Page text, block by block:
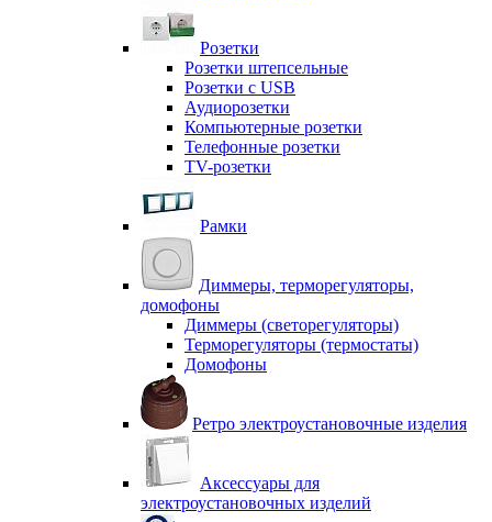
Розетки
Розетки штепсельные
Розетки с USB
Аудиорозетки
Компьютерные розетки
Телефонные розетки
TV-розетки
Рамки
Диммеры, терморегуляторы,
домофоны
Диммеры (светорегуляторы)
Терморегуляторы (термостаты)
Домофоны
Ретро электроустановочные изделия
Аксессуары для
электроустановочных изделий